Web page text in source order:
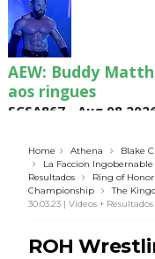
AEW: Buddy
aos ringues
SCSA867- Aug 08
TNA: Elayna
combate pelo
Home Athena Blake
La Faccion Ingobernable
Resultados
Ring of Honor
Championship
The
30.03.23 | Vídeos + Resultados
ROH